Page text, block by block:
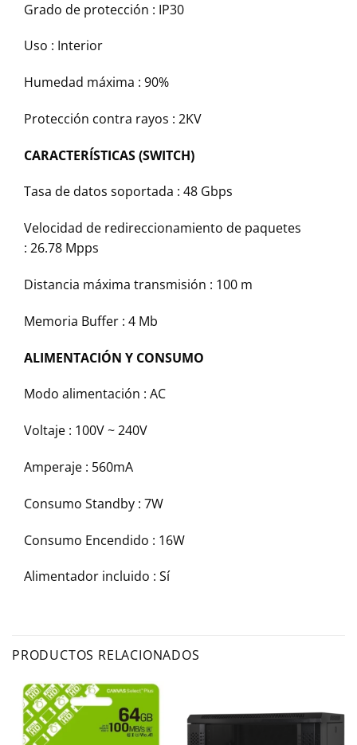
Grado de protección : IP30
Uso : Interior
Humedad máxima : 90%
Protección contra rayos : 2KV
CARACTERÍSTICAS (SWITCH)
Tasa de datos soportada : 48 Gbps
Velocidad de redireccionamiento de paquetes
: 26.78 Mpps
Distancia máxima transmisión : 100 m
Memoria Buffer : 4 Mb
ALIMENTACIÓN Y CONSUMO
Modo alimentación : AC
Voltaje : 100V ~ 240V
Amperaje : 560mA
Consumo Standby : 7W
Consumo Encendido : 16W
Alimentador incluido : Sí
PRODUCTOS RELACIONADOS